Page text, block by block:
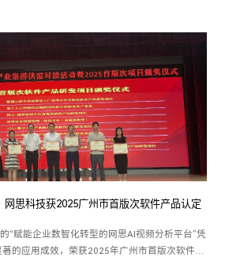
思科技获2025广州市首版次软件产品认定
“赋能企业数智化转型的网思AI视频分析平台”凭
的应用成效，荣获2025年广州市首版次软件产